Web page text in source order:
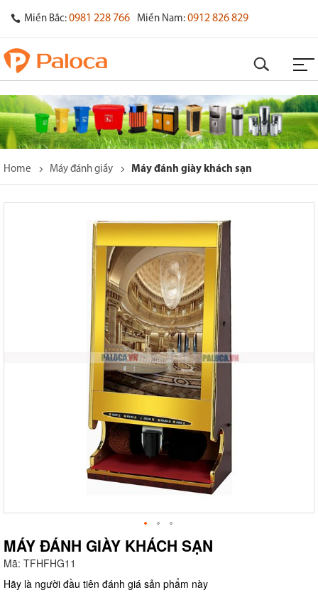
Miền Bắc: 0981 228 766 Miền Nam: 0912 826 829
Home Máy đánh giầy Máy đánh giày khách sạn
MÁY ĐÁNH GIÀY KHÁCH SẠN
Mã: TFHFHG11
Hãy là người đầu tiên đánh giá sản phẩm này